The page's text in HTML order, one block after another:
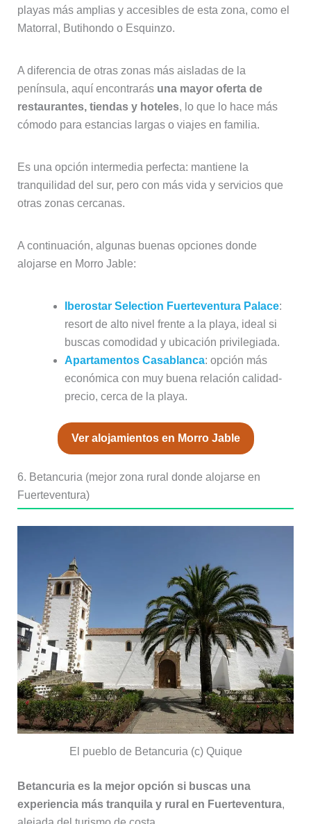
playas más amplias y accesibles de esta zona, como el
Matorral, Butihondo o Esquinzo.
A diferencia de otras zonas más aisladas de la
península, aquí encontrarás una mayor oferta de
restaurantes, tiendas y hoteles, lo que lo hace más
cómodo para estancias largas o viajes en familia.
Es una opción intermedia perfecta: mantiene la
tranquilidad del sur, pero con más vida y servicios que
otras zonas cercanas.
A continuación, algunas buenas opciones donde
alojarse en Morro Jable:
Iberostar Selection Fuerteventura Palace:
resort de alto nivel frente a la playa, ideal si
buscas comodidad y ubicación privilegiada.
Apartamentos Casablanca: opción más
económica con muy buena relación calidad-
precio, cerca de la playa.
Ver alojamientos en Morro Jable
6. Betancuria (mejor zona rural donde alojarse en
Fuerteventura)
El pueblo de Betancuria (c) Quique
Betancuria es la mejor opción si buscas una
experiencia más tranquila y rural en Fuerteventura,